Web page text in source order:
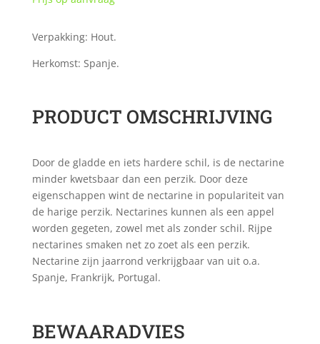
Verpakking: Hout.
Herkomst: Spanje.
PRODUCT OMSCHRIJVING
Door de gladde en iets hardere schil, is de nectarine
minder kwetsbaar dan een perzik. Door deze
eigenschappen wint de nectarine in populariteit van
de harige perzik. Nectarines kunnen als een appel
worden gegeten, zowel met als zonder schil. Rijpe
nectarines smaken net zo zoet als een perzik.
Nectarine zijn jaarrond verkrijgbaar van uit o.a.
Spanje, Frankrijk, Portugal.
BEWAARADVIES